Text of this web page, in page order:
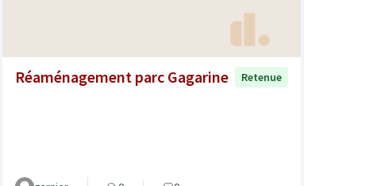
Réaménagement parc Gagarine Retenue